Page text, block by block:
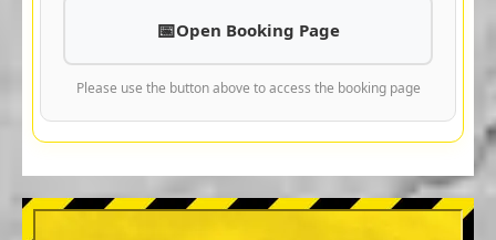
Open Booking Page
Please use the button above to access the booking page